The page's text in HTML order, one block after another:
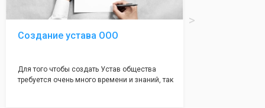
ошибок, тем самым гарантируя вам
успешную регистрацию в налоговой
Создание устава ООО
Для того чтобы создать Устав общества
требуется очень много времени и знаний, так